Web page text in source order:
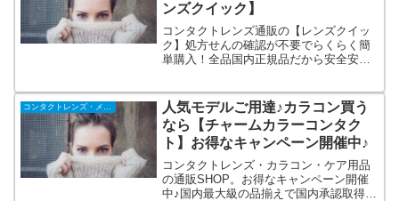
ンズクイック】
コンタクトレンズ通販の【レンズクイッ
ク】処方せんの確認が不要でらくらく簡
単購入！全品国内正規品だから安全安心
コンタクトレンズ・メガネ
人気モデルご用達♪カラコン買う
なら【チャームカラーコンタク
ト】お得なキャンペーン開催中♪
コンタクトレンズ・カラコン・ケア用品
の通販SHOP。お得なキャンペーン開催
中♪国内最大級の品揃えで国内承認取得レ